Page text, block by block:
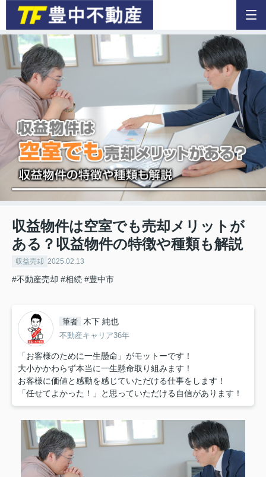
収益物件は空室でも売却メリットが
ある？収益物件の特徴や種類も解説
収益売却 2025.02.13
#不動産売却 #相続 #豊中市
筆者 木下 純也
不動産キャリア36年
「お客様のために一生懸命」がモットーです！
大小かかわらず本当に一生懸命取り組みます！
お客様に価値と感動を感じていただける仕事をします！
「任せてよかった！」と思っていただける自信があります！